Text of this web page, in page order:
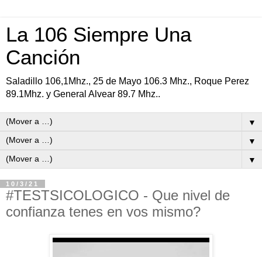
La 106 Siempre Una
Canción
Saladillo 106,1Mhz., 25 de Mayo 106.3 Mhz., Roque Perez
89.1Mhz. y General Alvear 89.7 Mhz..
▼
▼
▼
10/3/21
#TESTSICOLOGICO - Que nivel de
confianza tenes en vos mismo?